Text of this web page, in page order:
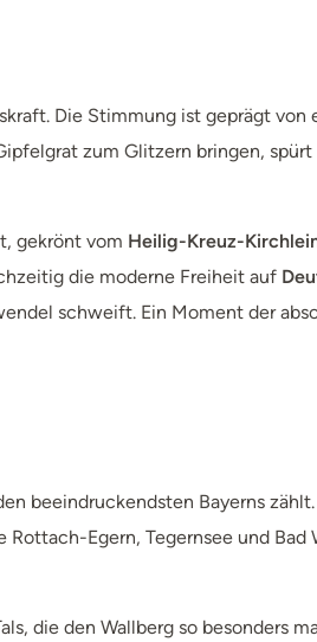
Die Stimmung ist geprägt von
zum Glitzern bringen,
gekrönt vom Heilig-Kreuz-
die moderne Freiheit auf
schweift. Ein Moment der
beeindruckendsten Bayerns
Egern, Tegernsee und Bad
die den Wallberg so besonders